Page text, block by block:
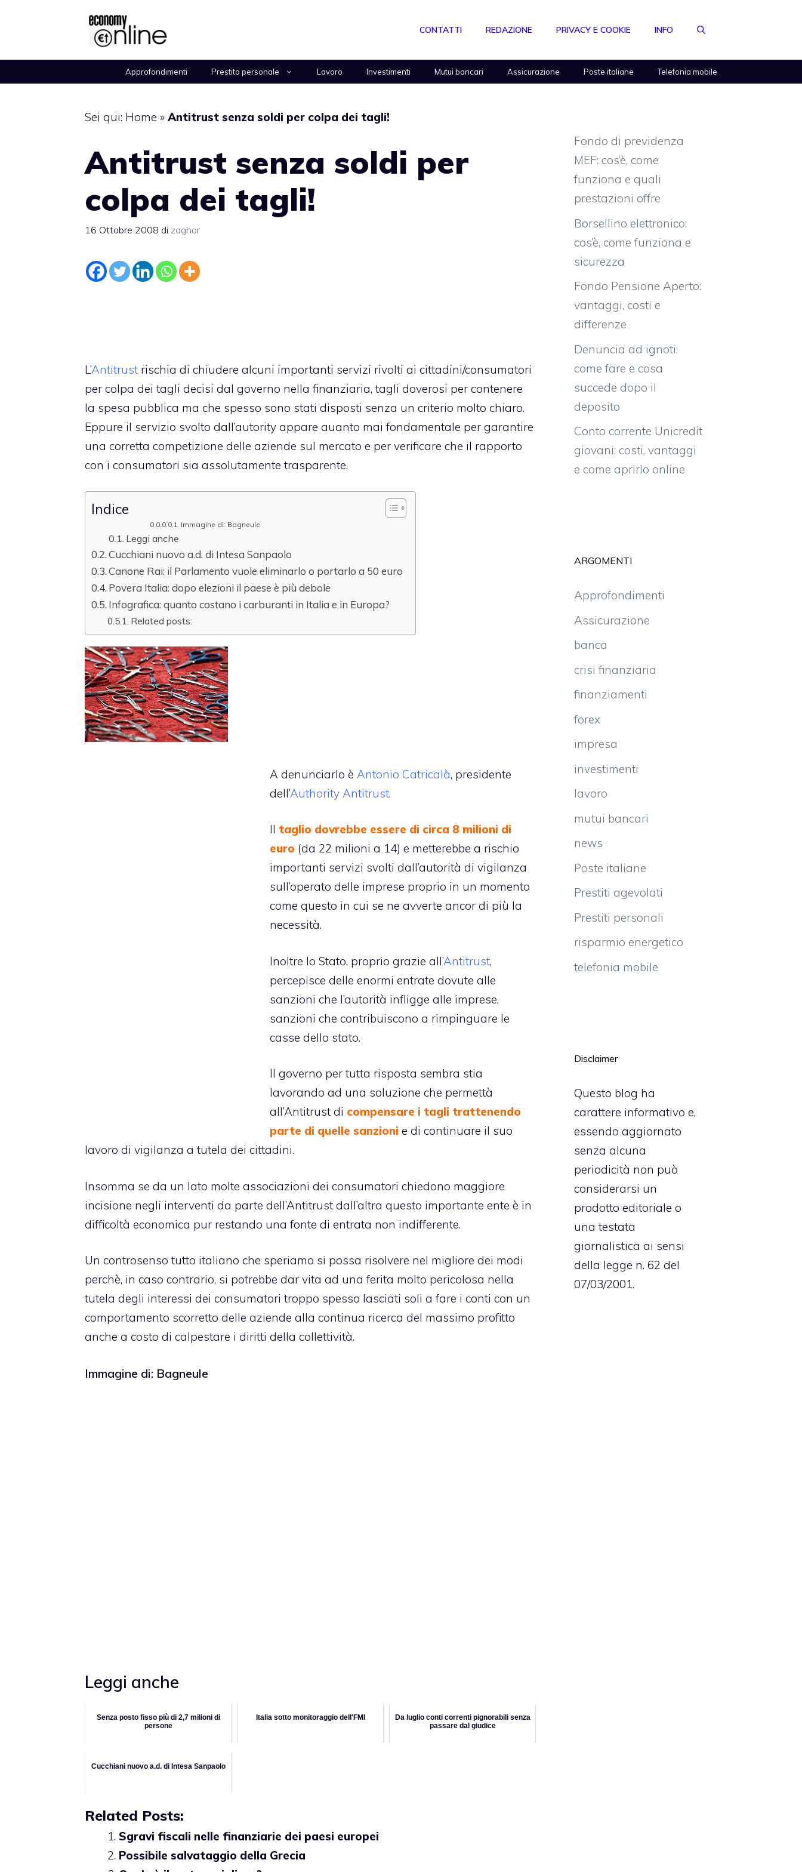
CONTATTI REDAZIONE PRIVACY E COOKIE INFO
Approfondimenti Prestito personale Lavoro Investimenti Mutui bancari Assicurazione Poste italiane Telefonia mobile
Sei qui: Home » Antitrust senza soldi per colpa dei tagli!
Antitrust senza soldi per
colpa dei tagli!
16 Ottobre 2008 di zaghor
L’Antitrust rischia di chiudere alcuni importanti servizi rivolti ai cittadini/consumatori
per colpa dei tagli decisi dal governo nella finanziaria, tagli doverosi per contenere
la spesa pubblica ma che spesso sono stati disposti senza un criterio molto chiaro.
Eppure il servizio svolto dall’autority appare auanto mai fondamentale per garantire
una corretta competizione delle aziende sul mercato e per verificare che il rapporto
con i consumatori sia assolutamente trasparente.
Indice
Immagine di: Bagneule
Leggi anche
Cucchiani nuovo a.d. di Intesa Sanpaolo
Canone Rai: il Parlamento vuole eliminarlo o portarlo a 50 euro
Povera Italia: dopo elezioni il paese è più debole
Infografica: quanto costano i carburanti in Italia e in Europa?
Related posts:
A denunciarlo è Antonio Catricalà, presidente
dell’Authority Antitrust.
Il taglio dovrebbe essere di circa 8 milioni di
euro (da 22 milioni a 14) e metterebbe a rischio
importanti servizi svolti dall’autorità di vigilanza
sull’operato delle imprese proprio in un momento
come questo in cui se ne avverte ancor di più la
necessità.
Inoltre lo Stato, proprio grazie all’Antitrust,
percepisce delle enormi entrate dovute alle
sanzioni che l’autorità infligge alle imprese,
sanzioni che contribuiscono a rimpinguare le
casse dello stato.
Il governo per tutta risposta sembra stia
lavorando ad una soluzione che permettà
all’Antitrust di compensare i tagli trattenendo
parte di quelle sanzioni e di continuare il suo
lavoro di vigilanza a tutela dei cittadini.
Insomma se da un lato molte associazioni dei consumatori chiedono maggiore
incisione negli interventi da parte dell’Antitrust dall’altra questo importante ente è in
difficoltà economica pur restando una fonte di entrata non indifferente.
Un controsenso tutto italiano che speriamo si possa risolvere nel migliore dei modi
perchè, in caso contrario, si potrebbe dar vita ad una ferita molto pericolosa nella
tutela degli interessi dei consumatori troppo spesso lasciati soli a fare i conti con un
comportamento scorretto delle aziende alla continua ricerca del massimo profitto
anche a costo di calpestare i diritti della collettività.
Immagine di: Bagneule
Leggi anche
Senza posto fisso più di 2,7 milioni di
persone
Italia sotto monitoraggio dell'FMI
Da luglio conti correnti pignorabili senza
passare dal giudice
Cucchiani nuovo a.d. di Intesa Sanpaolo
Related Posts:
Sgravi fiscali nelle finanziarie dei paesi europei
Possibile salvataggio della Grecia
Fondo di previdenza
MEF: cos’è, come
funziona e quali
prestazioni offre
Borsellino elettronico:
cos’è, come funziona e
sicurezza
Fondo Pensione Aperto:
vantaggi, costi e
differenze
Denuncia ad ignoti:
come fare e cosa
succede dopo il
deposito
Conto corrente Unicredit
giovani: costi, vantaggi
e come aprirlo online
ARGOMENTI
Approfondimenti
Assicurazione
banca
crisi finanziaria
finanziamenti
forex
impresa
investimenti
lavoro
mutui bancari
news
Poste italiane
Prestiti agevolati
Prestiti personali
risparmio energetico
telefonia mobile
Disclaimer
Questo blog ha
carattere informativo e,
essendo aggiornato
senza alcuna
periodicità non può
considerarsi un
prodotto editoriale o
una testata
giornalistica ai sensi
della legge n. 62 del
07/03/2001.